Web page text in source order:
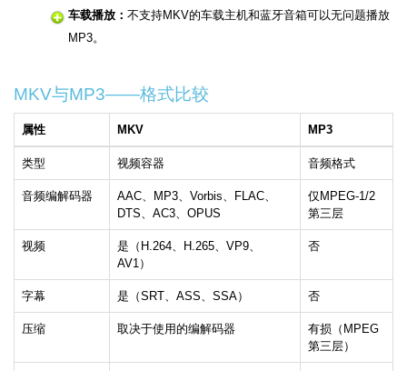
车载播放： 不支持MKV的车载主机和蓝牙音箱可以无问题播放
MP3。
MKV与MP3——格式比较
属性 MKV MP3
类型 视频容器 音频格式
音频编解码器
AAC、MP3、Vorbis、FLAC、
DTS、AC3、OPUS
仅MPEG-1/2
第三层
视频
是（H.264、H.265、VP9、
AV1）
否
字幕 是（SRT、ASS、SSA） 否
压缩 取决于使用的编解码器
有损（MPEG
第三层）